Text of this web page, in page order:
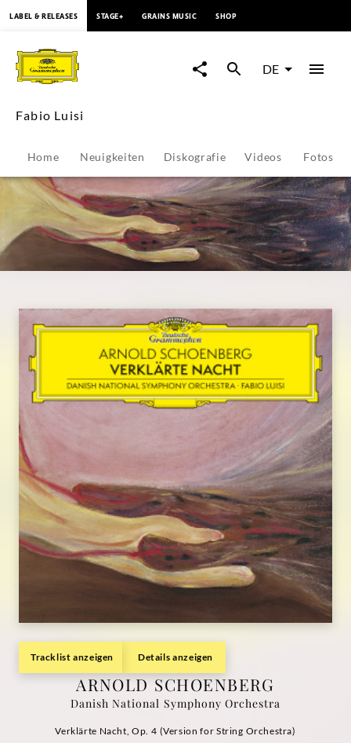
Luisi
Übersicht
|
Deutsche
Grammophon
LABEL & RELEASES STAGE+ GRAINS MUSIC SHOP
DE
Fabio Luisi
Home Neuigkeiten Diskografie Videos Fotos
Tracklist anzeigen Details anzeigen
ARNOLD SCHOENBERG
Danish National Symphony Orchestra
Verklärte Nacht, Op. 4 (Version for String Orchestra)